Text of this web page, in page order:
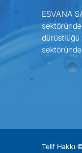
ESVANA
dürüstlüğü
Telif Hakkı